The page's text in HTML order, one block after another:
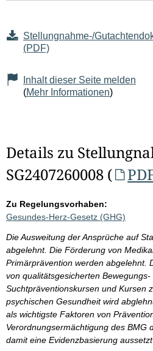
Stellungnahme-/
(PDF)
Inhalt dieser Seite melden
(Mehr Informationen)
Details zu
SG2407260008 (
Zu Regelungsvorhaben:
Gesundes-Herz-Gesetz (GHG)
Die Ausweitung der Ansprüche auf
abgelehnt. Die Förderung von
Primärprävention werden abgelehnt.
von qualitätsgesicherten
Suchtpräventionskursen und Kursen
psychischen Gesundheit wird
als wichtigste Faktoren von
Verordnungsermächtigung des BMG
damit eine Evidenzbasierung